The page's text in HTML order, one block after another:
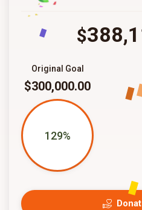
$
Original Goal
$300,000.00
129%